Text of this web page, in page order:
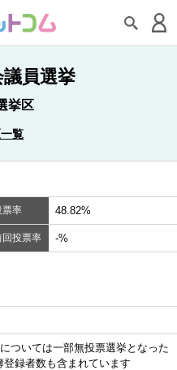
員選挙
挙区
覧
票率 48.82%
回投票率 -%
ついては一部無投票選挙となった
録者数も含まれています